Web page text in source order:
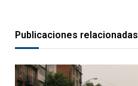
Publicaciones relacionadas